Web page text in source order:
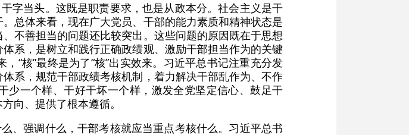
字当头。这既是职责要求，也是从政本分。社会主义是干
总体来看，现在广大党员、干部的能力素质和精神状态是
不善担当的问题还比较突出。这些问题的原因既在于思想
系，是树立和践行正确政绩观、激励干部担当作为的关键
，“核”最终是为了“核”出实效来。习近平总书记注重充分发
系，规范干部政绩考核机制，着力解决干部乱作为、不作
少一个样、干好干坏一个样，激发全党坚定信心、鼓足干
向、提供了根本遵循。
、强调什么，干部考核就应当重点考核什么。习近平总书